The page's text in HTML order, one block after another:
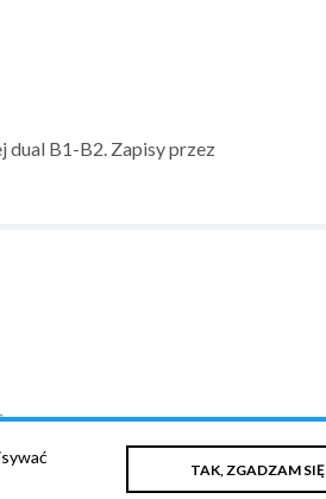
dual B1-B2. Zapisy przez
TAK, ZGADZAM SIĘ